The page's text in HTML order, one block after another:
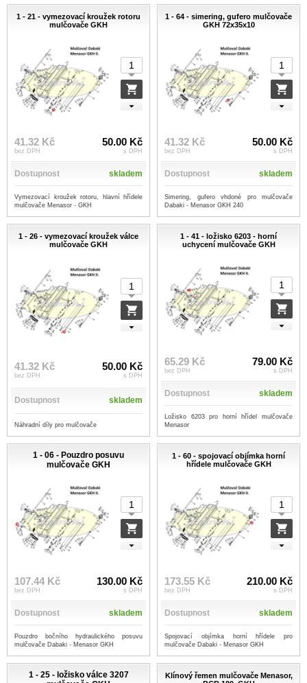
1 - 21 - vymezovací kroužek rotoru
mulčovače GKH
41.32 Kč
bez DPH
50.00 Kč
s DPH
Dostupnost skladem
Vymezovací kroužek rotoru, hlavní hřídele
mulčovače Menasor - GKH
1 - 64 - simering, gufero mulčovače
GKH 72x35x10
41.32 Kč
bez DPH
50.00 Kč
s DPH
Dostupnost skladem
Simering, gufero vhdoné pro mulčovače
Dabaki - Menasor GKH 240
1 - 26 - vymezovací kroužek válce
mulčovače GKH
41.32 Kč
bez DPH
50.00 Kč
s DPH
Dostupnost skladem
Náhradní díly pro mulčovače
1 - 41 - ložisko 6203 - horní
uchycení mulčovače GKH
65.29 Kč
bez DPH
79.00 Kč
s DPH
Dostupnost skladem
Ložisko 6203 pro horní hřídel mulčovače
Menasor
1 - 06 - Pouzdro posuvu
mulčovače GKH
107.44 Kč
bez DPH
130.00 Kč
s DPH
Dostupnost skladem
Pouzdro bočního hydraulického posuvu
mulčovače Dabaki - Menasor GKH
1 - 60 - spojovací objímka horní
hřídele mulčovače GKH
173.55 Kč
bez DPH
210.00 Kč
s DPH
Dostupnost skladem
Spojovací objímka horní hřídele pro
mulčovače Dabaki - Menasor GKH
1 - 25 - ložisko válce 3207
Klínový řemen mulčovače Menasor,